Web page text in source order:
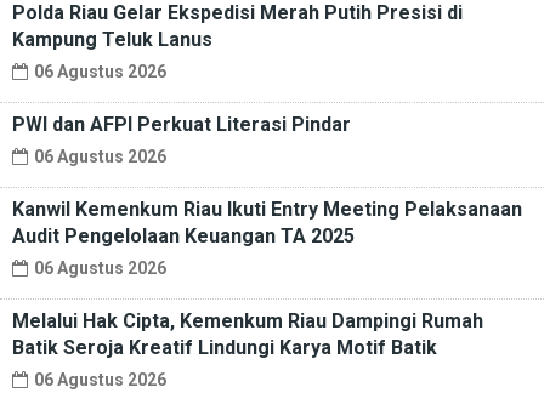
Polda Riau Gelar Ekspedisi Merah Putih Presisi di
Kampung Teluk Lanus
06 Agustus 2026
PWI dan AFPI Perkuat Literasi Pindar
06 Agustus 2026
Kanwil Kemenkum Riau Ikuti Entry Meeting Pelaksanaan
Audit Pengelolaan Keuangan TA 2025
06 Agustus 2026
Melalui Hak Cipta, Kemenkum Riau Dampingi Rumah
Batik Seroja Kreatif Lindungi Karya Motif Batik
06 Agustus 2026